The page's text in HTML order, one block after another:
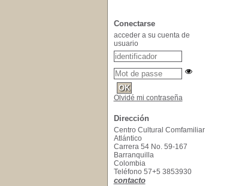
Conectarse
acceder a su cuenta de
usuario
Olvidé mi contraseña
Dirección
Centro Cultural Comfamiliar
Atlántico
Carrera 54 No. 59-167
Barranquilla
Colombia
Teléfono 57+5 3853930
contacto